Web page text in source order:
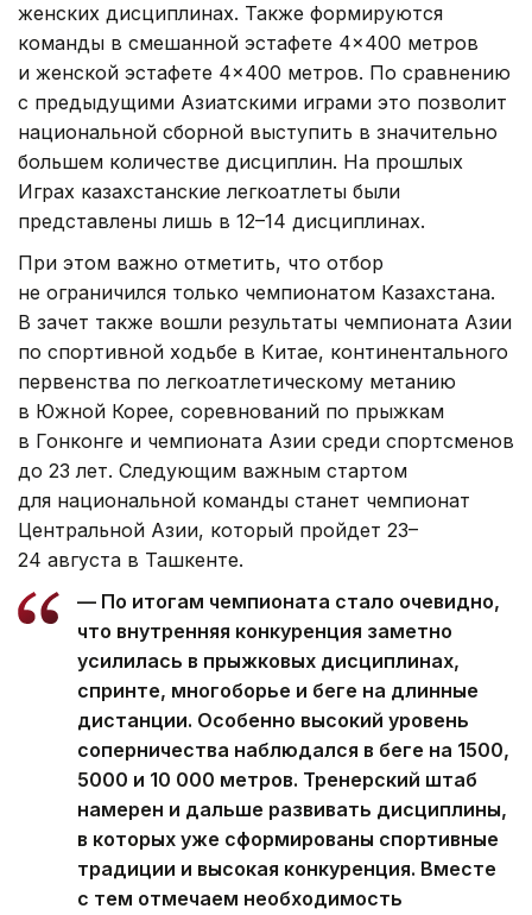
женских дисциплинах. Также формируются
команды в смешанной эстафете 4×400 метров
и женской эстафете 4×400 метров. По сравнению
с предыдущими Азиатскими играми это позволит
национальной сборной выступить в значительно
большем количестве дисциплин. На прошлых
Играх казахстанские легкоатлеты были
представлены лишь в 12–14 дисциплинах.
При этом важно отметить, что отбор
не ограничился только чемпионатом Казахстана.
В зачет также вошли результаты чемпионата Азии
по спортивной ходьбе в Китае, континентального
первенства по легкоатлетическому метанию
в Южной Корее, соревнований по прыжкам
в Гонконге и чемпионата Азии среди спортсменов
до 23 лет. Следующим важным стартом
для национальной команды станет чемпионат
Центральной Азии, который пройдет 23–
24 августа в Ташкенте.
— По итогам чемпионата стало очевидно,
что внутренняя конкуренция заметно
усилилась в прыжковых дисциплинах,
спринте, многоборье и беге на длинные
дистанции. Особенно высокий уровень
соперничества наблюдался в беге на 1500,
5000 и 10 000 метров. Тренерский штаб
намерен и дальше развивать дисциплины,
в которых уже сформированы спортивные
традиции и высокая конкуренция. Вместе
с тем отмечаем необходимость